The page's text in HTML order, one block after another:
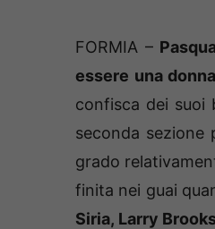
FORMIA –
essere una
confisca dei suoi
seconda sezione
grado
finita nei guai
Siria, Larry